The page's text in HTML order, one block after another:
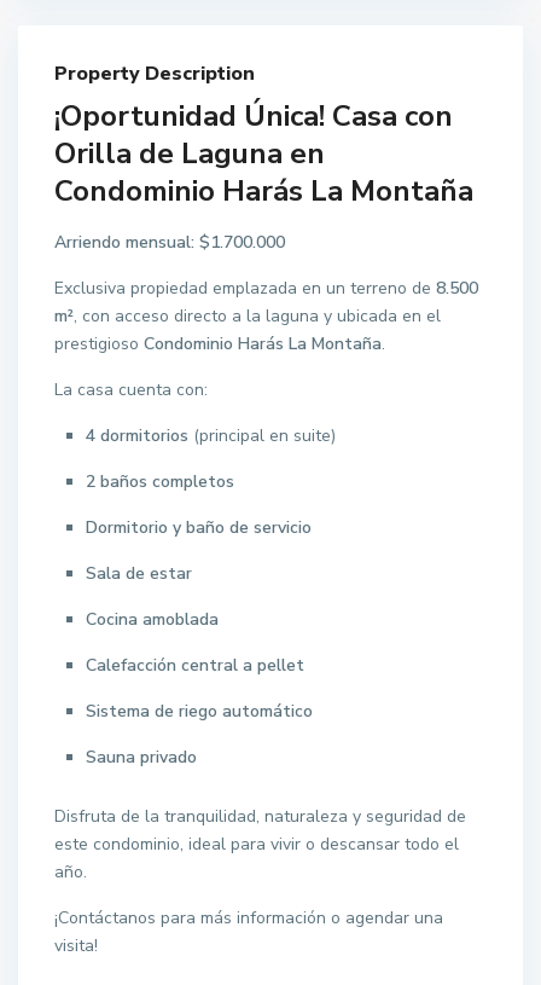
Property Description
¡Oportunidad Única! Casa con
Orilla de Laguna en
Condominio Harás La Montaña
Arriendo mensual: $1.700.000
Exclusiva propiedad emplazada en un terreno de 8.500
m², con acceso directo a la laguna y ubicada en el
prestigioso Condominio Harás La Montaña.
La casa cuenta con:
4 dormitorios (principal en suite)
2 baños completos
Dormitorio y baño de servicio
Sala de estar
Cocina amoblada
Calefacción central a pellet
Sistema de riego automático
Sauna privado
Disfruta de la tranquilidad, naturaleza y seguridad de
este condominio, ideal para vivir o descansar todo el
año.
¡Contáctanos para más información o agendar una
visita!